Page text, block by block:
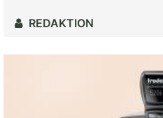
REDAKTION